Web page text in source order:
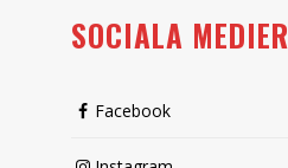
SOCIALA MEDIER
Facebook